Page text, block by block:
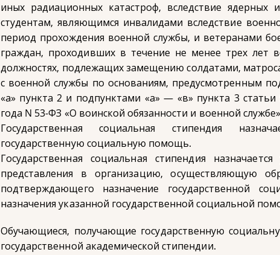
иных радиационных катастроф, вследствие ядерных
студентам, являющимся инвалидами вследствие
период прохождения военной службы, и ветеранами
граждан, проходивших в течение не менее трех лет
должностях, подлежащих замещению солдатами,
с военной службы по основаниям, предусмотренным
«а» пункта 2 и подпунктами «а» — «в» пункта 3
года N 53-ФЗ «О воинской обязанности и военной
Государственная социальная стипендия
государственную социальную помощь.
Государственная социальная стипендия
представления в организацию, осуществляющую
подтверждающего назначение государственной
назначения указанной государственной социальной
Обучающиеся, получающие государственную
государственной академической стипендии.